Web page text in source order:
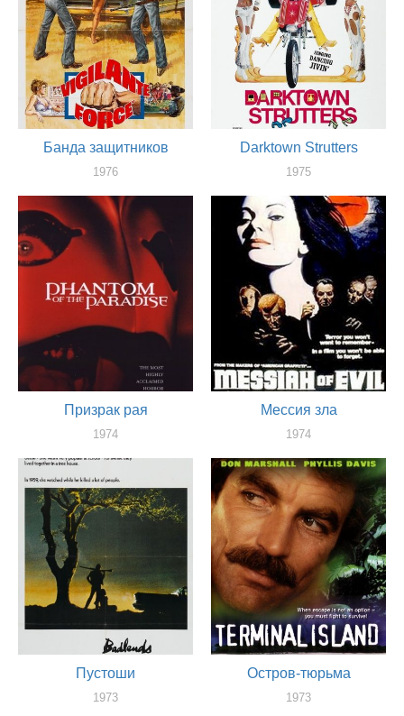
Банда защитников
1976
Darktown Strutters
1975
Призрак рая
1974
Мессия зла
1974
Пустоши
1973
Остров-тюрьма
1973